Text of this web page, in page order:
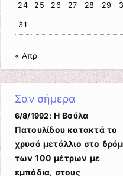
24 25 26 27 28 29
31
« Απρ
Σαν σήμερα
6/8/1992: Η Βούλα
Πατουλίδου κατακτά το
χρυσό μετάλλιο στο
των 100 μέτρων με
εμπόδια, στους